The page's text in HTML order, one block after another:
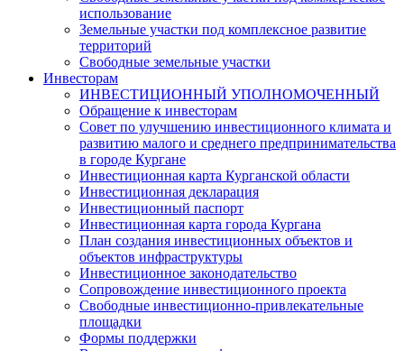
использование
Земельные участки под комплексное развитие
территорий
Свободные земельные участки
Инвесторам
ИНВЕСТИЦИОННЫЙ УПОЛНОМОЧЕННЫЙ
Обращение к инвесторам
Совет по улучшению инвестиционного климата и
развитию малого и среднего предпринимательства
в городе Кургане
Инвестиционная карта Курганской области
Инвестиционная декларация
Инвестиционный паспорт
Инвестиционная карта города Кургана
План создания инвестиционных объектов и
объектов инфраструктуры
Инвестиционное законодательство
Сопровождение инвестиционного проекта
Свободные инвестиционно-привлекательные
площадки
Формы поддержки